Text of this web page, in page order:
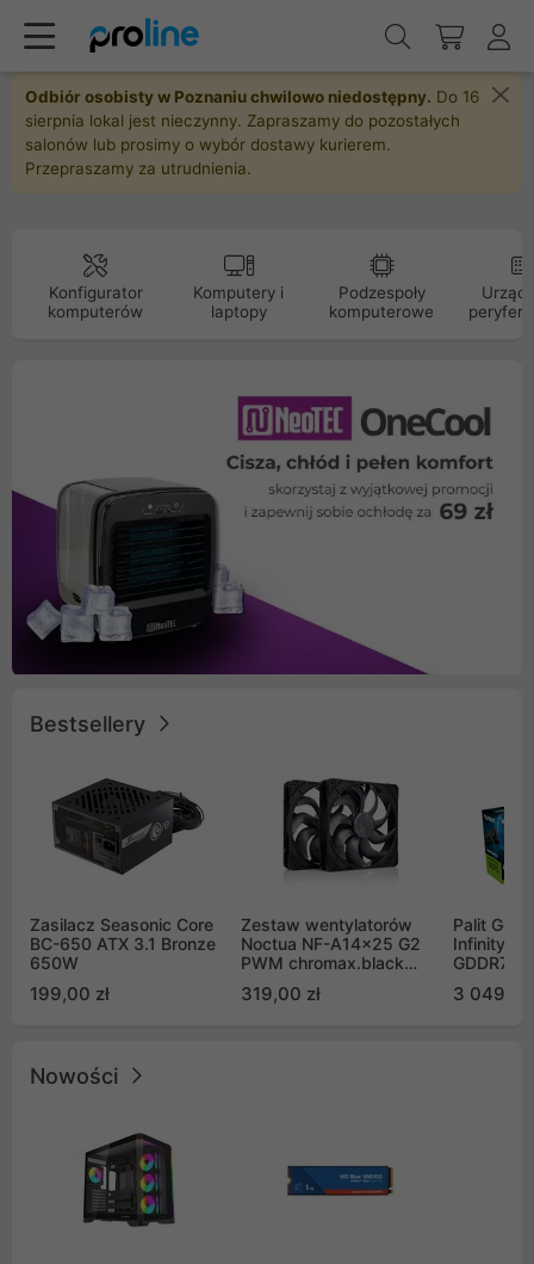
Odbiór osobisty w Poznaniu chwilowo niedostępny. Do 16
sierpnia lokal jest nieczynny. Zapraszamy do pozostałych
salonów lub prosimy o wybór dostawy kurierem.
Przepraszamy za utrudnienia.
Konfigurator
komputerów
Komputery i
laptopy
Podzespoły
komputerowe
Bestsellery
Zasilacz Seasonic Core
BC-650 ATX 3.1 Bronze
650W
199,00 zł
Zestaw wentylatorów
Noctua NF-A14x25 G2
PWM chromax.black
Push Pull (2szt)
319,00 zł
Palit
Infinity 3
GDDR7
GB2050S)
3 049,00
Nowości